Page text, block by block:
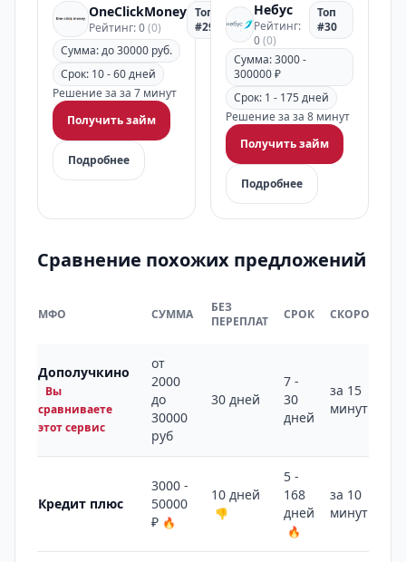
OneClickMoney
Рейтинг: 0(0)
Топ
#29
Сумма: до 30000 руб.
Срок: 10 - 60 дней
Решение за за 7 минут
Получить займ
Подробнее
Небус
Рейтинг:
0(0)
Топ
#30
Сумма: 3000 -
300000 ₽
Срок: 1 - 175 дней
Решение за за 8 минут
Получить займ
Подробнее
Сравнение похожих предложений
МФО СУММА
БЕЗ
ПЕРЕПЛАТ
СРОК СКОРОСТЬ
Дополучкино
Вы
сравниваете
этот сервис
от
2000
до
30000
руб
30 дней
7 -
30
дней
за 15
минут
Кредит плюс
3000 -
50000
₽ 🔥
10 дней
👎
5 -
168
дней
🔥
за 10
минут